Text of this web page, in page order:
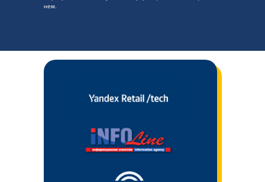
нем.